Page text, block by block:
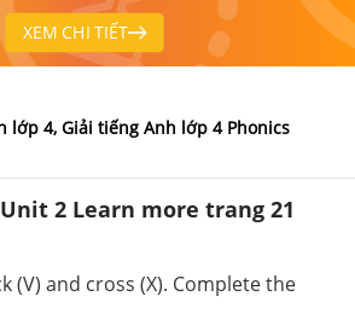
XEM CHI TIẾT
lớp 4, Giải tiếng Anh lớp 4 Phonics
2 Learn more trang 21
(V) and cross (X). Complete the